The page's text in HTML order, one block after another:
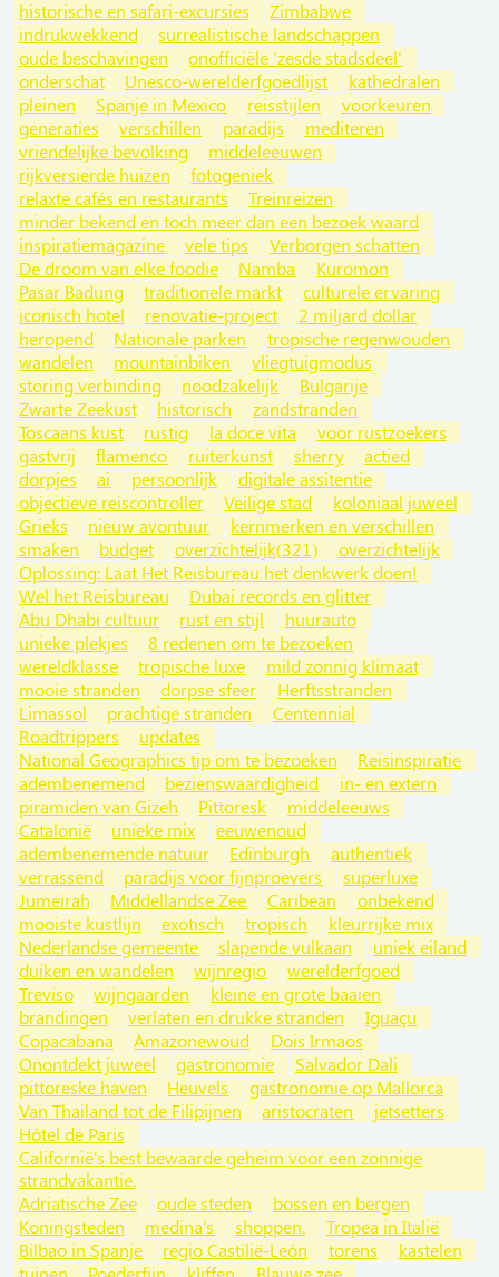
historische en safari-excursies
Zimbabwe
indrukwekkend
surrealistische landschappen
oude beschavingen
onofficiële 'zesde stadsdeel'
onderschat
Unesco-werelderfgoedlijst
kathedralen
pleinen
Spanje in Mexico reisstijlen
voorkeuren
generaties
verschillen paradijs
mediteren
vriendelijke bevolking
middeleeuwen
rijkversierde huizen
fotogeniek
relaxte cafés en restaurants
Treinreizen
minder bekend en toch meer dan een bezoek waard
inspiratiemagazine
vele tips
Verborgen schatten
De droom van elke foodie
Namba
Kuromon
Pasar Badung
traditionele markt
culturele ervaring
iconisch hotel
renovatie-project
2 miljard dollar
heropend
Nationale parken
tropische regenwouden
wandelen
mountainbiken
vliegtuigmodus
storing verbinding
noodzakelijk
Bulgarije
Zwarte Zeekust
historisch
zandstranden
Toscaans kust
rustig la doce vita
voor rustzoekers
gastvrij
flamenco ruiterkunst sherry
actied
dorpjes
ai persoonlijk
digitale assitentie
objectieve reiscontroller
Veilige stad
koloniaal juweel
Grieks
nieuw avontuur
kernmerken en verschillen
smaken
budget overzichtelijk(321)
overzichtelijk
Oplossing: Laat Het Reisbureau het denkwerk doen!
Wel het Reisbureau
Dubai records en glitter
Abu Dhabi cultuur
rust en stijl
huurauto
unieke plekjes
8 redenen om te bezoeken
wereldklasse
tropische luxe
mild zonnig klimaat
mooie stranden
dorpse sfeer
Herftsstranden
Limassol
prachtige stranden
Centennial
Roadtrippers
updates
National Geographics tip om te bezoeken
Reisinspiratie
adembenemend
bezienswaardigheid
in- en extern
piramiden van Gizeh
Pittoresk
middeleeuws
Catalonië
unieke mix
eeuwenoud
adembenemende natuur
Edinburgh
authentiek
verrassend
paradijs voor fijnproevers
superluxe
Jumeirah
Middellandse Zee Caribean
onbekend
mooiste kustlijn
exotisch tropisch
kleurrijke mix
Nederlandse gemeente
slapende vulkaan
uniek eiland
duiken en wandelen
wijnregio
werelderfgoed
Treviso
wijngaarden
kleine en grote baaien
brandingen
verlaten en drukke stranden
Iguaçu
Copacabana
Amazonewoud
Dois Irmaos
Onontdekt juweel
gastronomie
Salvador Dali
pittoreske haven
Heuvels
gastronomie op Mallorca
Van Thailand tot de Filipijnen
aristocraten
jetsetters
Hôtel de Paris
Californië's best bewaarde geheim voor een zonnige
strandvakantie.
Adriatische Zee
oude steden
bossen en bergen
Koningsteden
medina's shoppen.
Tropea in Italië
Bilbao in Spanje
regio Castilië-León torens
kastelen